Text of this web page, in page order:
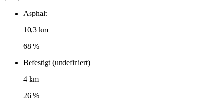
Asphalt
10,3 km
68 %
Befestigt (undefiniert)
4 km
26 %